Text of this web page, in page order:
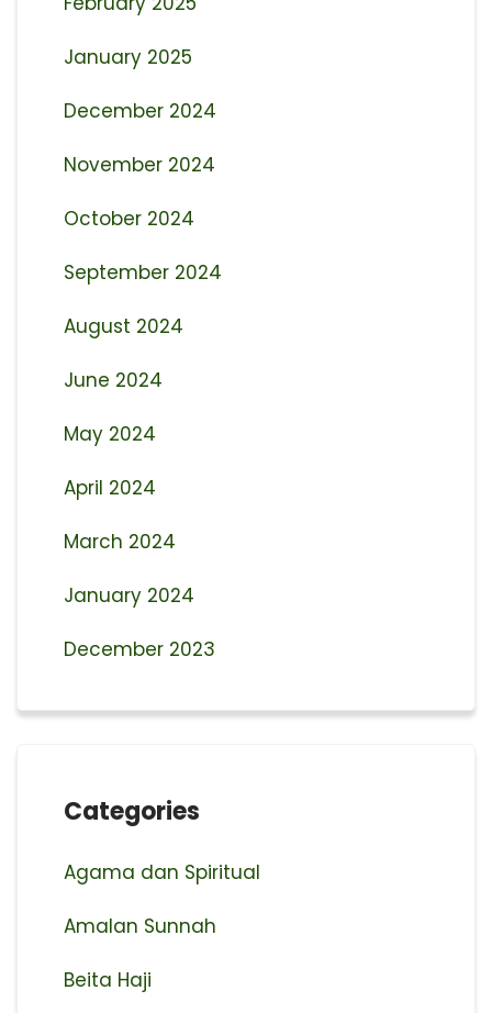
January 2025
December 2024
November 2024
October 2024
September 2024
August 2024
June 2024
May 2024
April 2024
March 2024
January 2024
December 2023
Categories
Agama dan Spiritual
Amalan Sunnah
Beita Haji